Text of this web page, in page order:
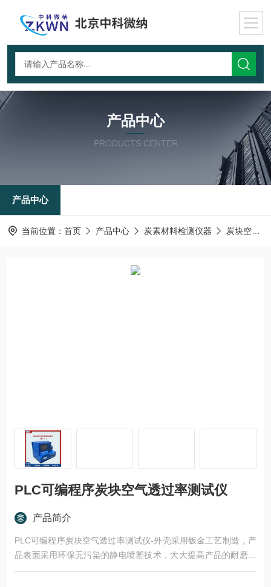
产品中心
PRODUCTS CENTER
产品中心
当前位置： 首页 产品中心 炭素材料检测仪器 炭块空气透过率测试仪
PLC可编程序炭块空气透过率测试仪
产品简介
PLC可编程序炭块空气透过率测试仪-外壳采用钣金工艺制造，产
品表面采用环保无污染的静电喷塑技术，大大提高产品的耐磨、
耐腐蚀性能。该仪器所用真空泵、传感器及其控制元件均严格测